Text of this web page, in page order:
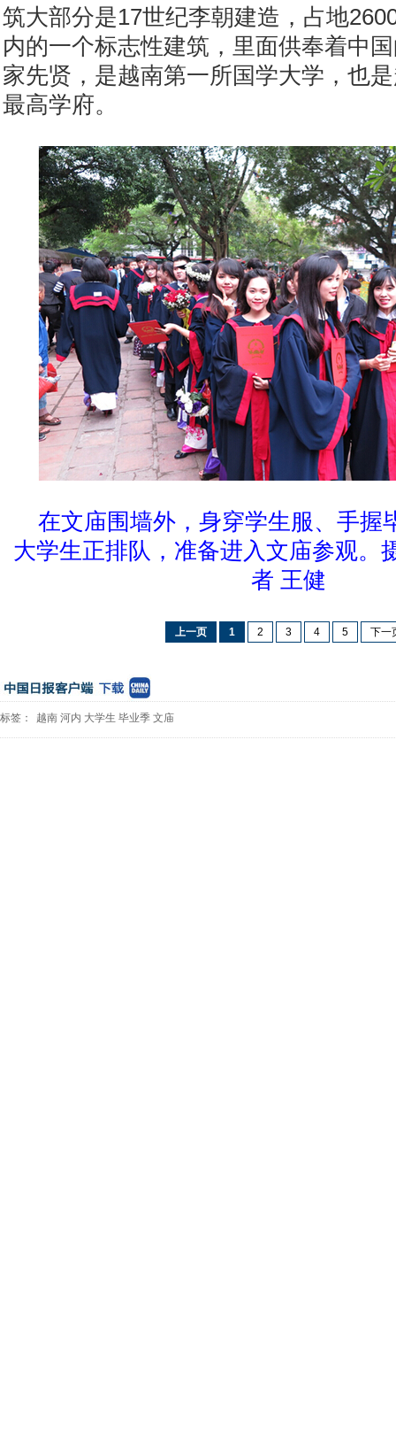
筑大部分是17世纪李朝建造，占地
内的一个标志性建筑，里面供奉着中
家先贤，是越南第一所国学大学，也
最高学府。
在文庙围墙外，身穿学生服、手握
大学生正排队，准备进入文庙参观。
者 王健
上一页 1 2 3 4 5 下一
标签： 越南 河内 大学生 毕业季 文庙